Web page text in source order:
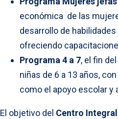
económica de las
desarrollo de
ofreciendo
Programa 4 a 7, el fin
niñas de 6 a 13 años,
como el apoyo escolar y
El objetivo del Centro